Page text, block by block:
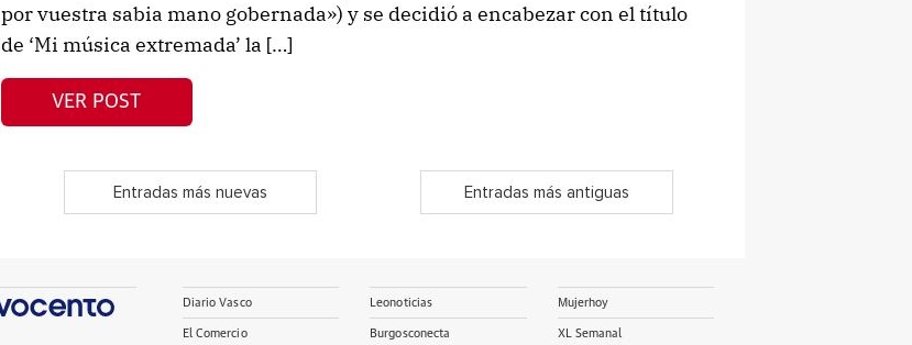
por vuestra sabia mano gobernada») y se decidió a encabezar con el título
de ‘Mi música extremada’ la […]
VER POST
Entradas más nuevas Entradas más antiguas
Diario Vasco
El Comercio
Leonoticias
Burgosconecta
Mujerhoy
XL Semanal